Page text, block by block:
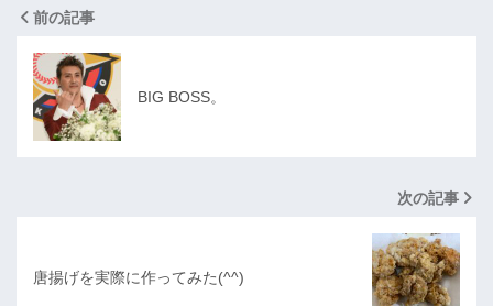
前の記事
BIG BOSS。
次の記事
唐揚げを実際に作ってみた(^^)